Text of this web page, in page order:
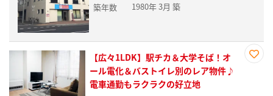
築年数
1980年 3月 築
【広々1LDK】駅チカ＆大学そば！オ
ール電化＆バストイレ別のレア物件♪
電車通勤もラクラクの好立地